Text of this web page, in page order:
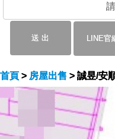
首頁 > 房屋出售 > 誠昱/安